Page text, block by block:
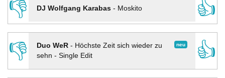
👎
DJ Wolfgang Karabas- Moskito
👍
👎
neu
Duo WeR- Höchste Zeit sich wieder zu
sehn - Single Edit
👍